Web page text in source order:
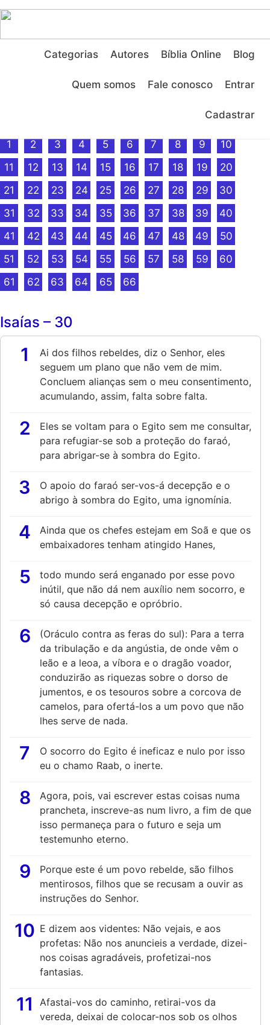
Categorias Autores Bíblia Online Blog
Quem somos Fale conosco Entrar
Cadastrar
1
2 3 4 5 6 7 8 9
10
11
12 13 14 15 16 17 18 19
20
21
22 23 24 25 26 27 28 29
30
31
32 33 34 35 36 37 38 39
40
41
42 43 44 45 46 47 48 49
50
51
52 53 54 55 56 57 58 59
60
61
62 63 64 65 66
Isaías – 30
1
Ai dos filhos rebeldes, diz o Senhor, eles
seguem um plano que não vem de mim.
Concluem alianças sem o meu consentimento,
acumulando, assim, falta sobre falta.
2
Eles se voltam para o Egito sem me consultar,
para refugiar-se sob a proteção do faraó,
para abrigar-se à sombra do Egito.
3
O apoio do faraó ser-vos-á decepção e o
abrigo à sombra do Egito, uma ignomínia.
4
Ainda que os chefes estejam em Soã e que os
embaixadores tenham atingido Hanes,
5
todo mundo será enganado por esse povo
inútil, que não dá nem auxílio nem socorro, e
só causa decepção e opróbrio.
6
(Oráculo contra as feras do sul): Para a terra
da tribulação e da angústia, de onde vêm o
leão e a leoa, a víbora e o dragão voador,
conduzirão as riquezas sobre o dorso de
jumentos, e os tesouros sobre a corcova de
camelos, para ofertá-los a um povo que não
lhes serve de nada.
7
O socorro do Egito é ineficaz e nulo por isso
eu o chamo Raab, o inerte.
8
Agora, pois, vai escrever estas coisas numa
prancheta, inscreve-as num livro, a fim de que
isso permaneça para o futuro e seja um
testemunho eterno.
9
Porque este é um povo rebelde, são filhos
mentirosos, filhos que se recusam a ouvir as
instruções do Senhor.
10 E dizem aos videntes: Não vejais, e aos
profetas: Não nos anuncieis a verdade, dizei-
nos coisas agradáveis, profetizai-nos
fantasias.
11
Afastai-vos do caminho, retirai-vos da
vereda, deixai de colocar-nos sob os olhos